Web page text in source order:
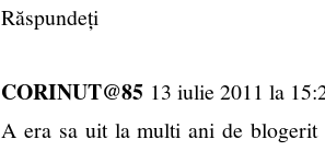
Răspundeți
CORINUT@85 13 iulie 2011 la
A era sa uit la multi ani de blogerit